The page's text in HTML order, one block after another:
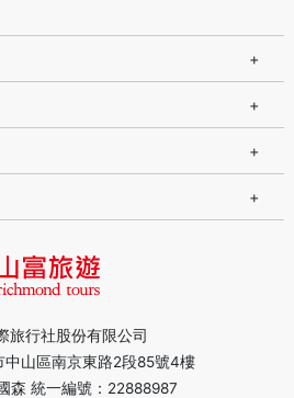
旅行社股份有限公司
中山區南京東路2段85號4樓
森 統一編號：22888987